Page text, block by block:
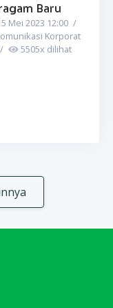
Baru
Mei 2023 12:00 /
Korporat
/ 5505x dilihat